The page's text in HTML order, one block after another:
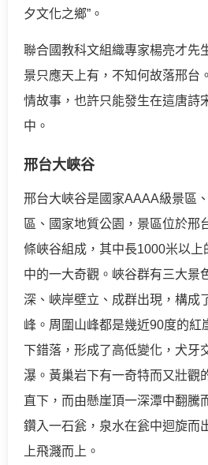
夕文化之鄉”。
聯合國教科文組織專家楊亮才先
景只應天上有，不知何故落邢台
情故事，也許只能發生在這唐詩
中。
邢台大峽谷
邢台大峽谷是國家AAAA級景區
區、國家地質公園，景區位於邢
條峽谷組成，其中長1000米以上
中的一大奇觀。峽谷群有三大景
深、峽岸壁立、成群出現，構成
峰。周圍山峰都是幾近90度的紅
下錯落，形成了高低變化，犬牙
瀑。黃巢岩下有一奇特而又壯觀
直下，而由懸崖頂一深潭中翻騰
鑽入一石瓮，泉水在瓮中迴旋而
上飛濺而上。